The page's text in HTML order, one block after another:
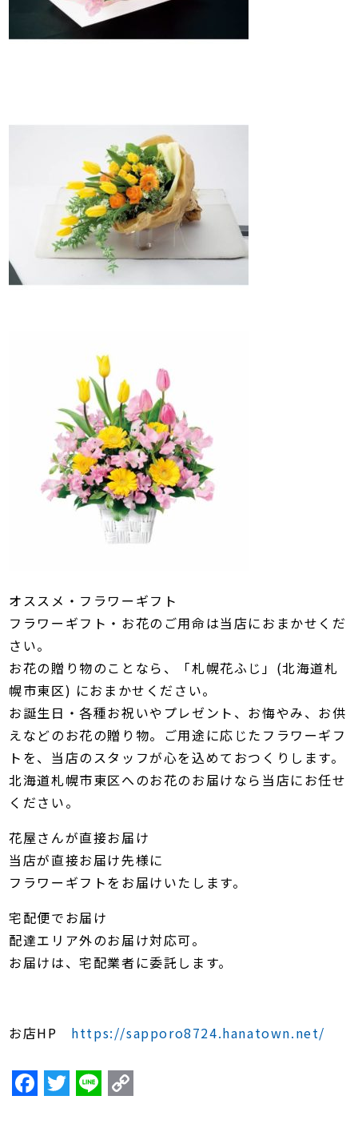
オススメ・フラワーギフト
フラワーギフト・お花のご用命は当店におまかせくだ
さい。
お花の贈り物のことなら、「札幌花ふじ」(北海道札
幌市東区) におまかせください。
お誕生日・各種お祝いやプレゼント、お悔やみ、お供
えなどのお花の贈り物。ご用途に応じたフラワーギフ
トを、当店のスタッフが心を込めておつくりします。
北海道札幌市東区へのお花のお届けなら当店にお任せ
ください。
花屋さんが直接お届け
当店が直接お届け先様に
フラワーギフトをお届けいたします。
宅配便でお届け
配達エリア外のお届け対応可。
お届けは、宅配業者に委託します。
お店HP https://sapporo8724.hanatown.net/
F
a
T
w
Li
n